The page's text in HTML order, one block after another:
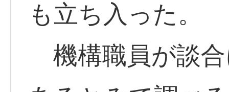
も立ち入った。
機構職員が談